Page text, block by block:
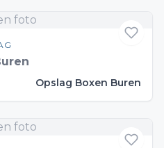
foto
Opslag Boxen Buren
foto